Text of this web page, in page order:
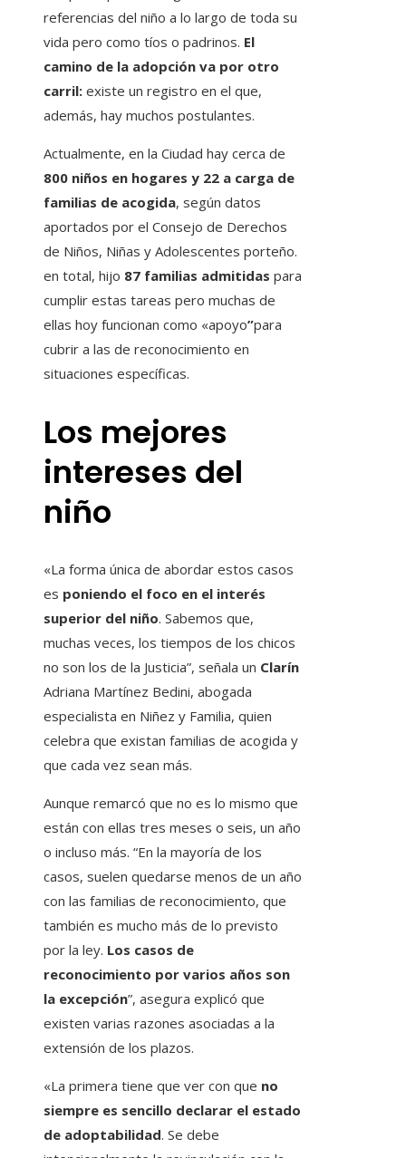
referencias del niño a lo largo de toda su
vida pero como tíos o padrinos. El
camino de la adopción va por otro
carril: existe un registro en el que,
además, hay muchos postulantes.
Actualmente, en la Ciudad hay cerca de
800 niños en hogares y 22 a carga de
familias de acogida, según datos
aportados por el Consejo de Derechos
de Niños, Niñas y Adolescentes porteño.
en total, hijo 87 familias admitidas para
cumplir estas tareas pero muchas de
ellas hoy funcionan como «apoyo”para
cubrir a las de reconocimiento en
situaciones específicas.
Los mejores
intereses del
niño
«La forma única de abordar estos casos
es poniendo el foco en el interés
superior del niño. Sabemos que,
muchas veces, los tiempos de los chicos
no son los de la Justicia”, señala un Clarín
Adriana Martínez Bedini, abogada
especialista en Niñez y Familia, quien
celebra que existan familias de acogida y
que cada vez sean más.
Aunque remarcó que no es lo mismo que
están con ellas tres meses o seis, un año
o incluso más. “En la mayoría de los
casos, suelen quedarse menos de un año
con las familias de reconocimiento, que
también es mucho más de lo previsto
por la ley. Los casos de
reconocimiento por varios años son
la excepción”, asegura explicó que
existen varias razones asociadas a la
extensión de los plazos.
«La primera tiene que ver con que no
siempre es sencillo declarar el estado
de adoptabilidad. Se debe